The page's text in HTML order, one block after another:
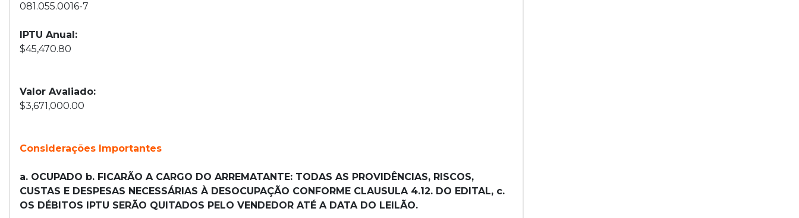
081.055.0016-7
IPTU Anual:
$45,470.80
Valor Avaliado:
$3,671,000.00
Considerações Importantes
a. OCUPADO b. FICARÃO A CARGO DO ARREMATANTE: TODAS AS PROVIDÊNCIAS, RISCOS,
CUSTAS E DESPESAS NECESSÁRIAS À DESOCUPAÇÃO CONFORME CLAUSULA 4.12. DO EDITAL, c.
OS DÉBITOS IPTU SERÃO QUITADOS PELO VENDEDOR ATÉ A DATA DO LEILÃO.